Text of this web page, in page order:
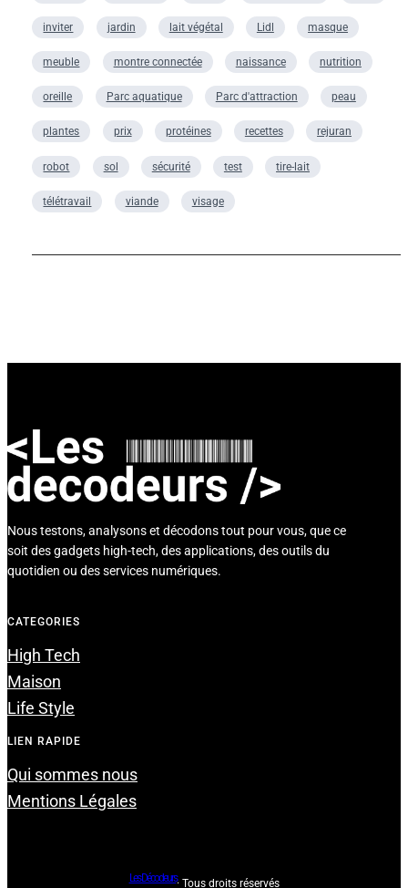
inviter jardin lait végétal Lidl masque
meuble montre connectée naissance nutrition
oreille Parc aquatique Parc d'attraction peau
plantes prix protéines recettes rejuran
robot sol sécurité test tire-lait
télétravail viande visage
Nous testons, analysons et décodons tout pour vous, que ce
soit des gadgets high-tech, des applications, des outils du
quotidien ou des services numériques.
CATEGORIES
High Tech
Maison
Life Style
LIEN RAPIDE
Qui sommes nous
Mentions Légales
Les Décodeurs· Tous droits réservés